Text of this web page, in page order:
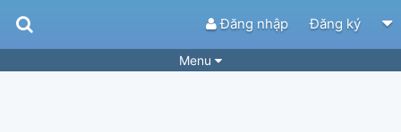
Đăng nhập Đăng ký
Menu